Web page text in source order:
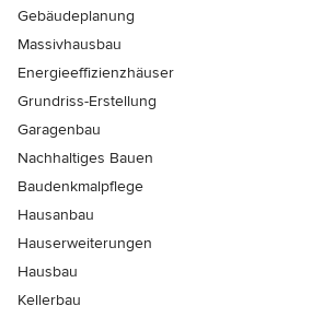
Gebäudeplanung
Massivhausbau
Energieeffizienzhäuser
Grundriss-Erstellung
Garagenbau
Nachhaltiges Bauen
Baudenkmalpflege
Hausanbau
Hauserweiterungen
Hausbau
Kellerbau